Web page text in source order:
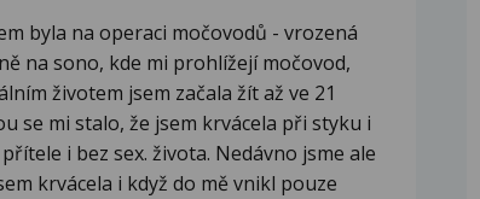
byla na operaci močovodů - vrozená
na sono, kde mi prohlížejí močovod,
životem jsem začala žít až ve 21
se mi stalo, že jsem krvácela při styku i
i bez sex. života. Nedávno jsme ale
krvácela i když do mě vnikl pouze